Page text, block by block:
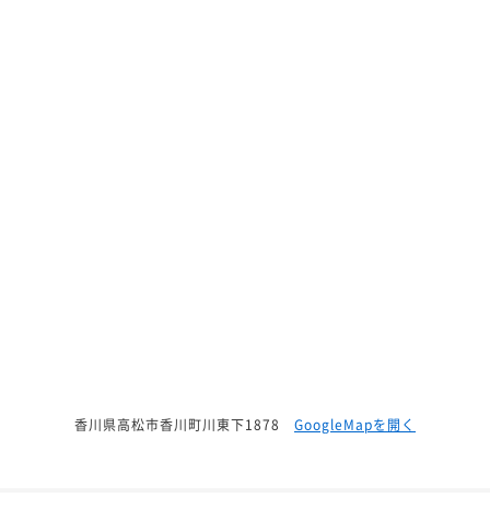
香川県高松市香川町川東下1878 GoogleMapを開く